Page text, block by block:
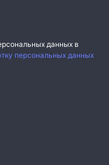
данных в
персональных данных